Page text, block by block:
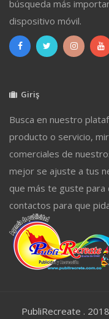
búsqueda más
dispositivo móvil.
Giriş
Busca en nuestro
producto o servicio,
comerciales de
mejor se ajuste a tus
que más te guste para
contactos para que
PubliRecreate .